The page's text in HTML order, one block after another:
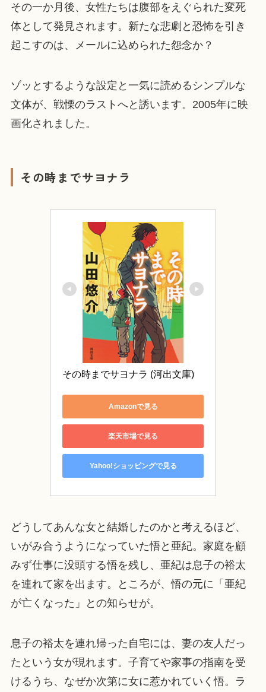
その一か月後、女性たちは腹部をえぐられた変死
体として発見されます。新たな悲劇と恐怖を引き
起こすのは、メールに込められた怨念か？
ゾッとするような設定と一気に読めるシンプルな
文体が、戦慄のラストへと誘います。2005年に映
画化されました。
その時までサヨナラ
その時までサヨナラ (河出文庫)
Amazonで見る
楽天市場で見る
Yahoo!ショッピングで見る
どうしてあんな女と結婚したのかと考えるほど、
いがみ合うようになっていた悟と亜紀。家庭を顧
みず仕事に没頭する悟を残し、亜紀は息子の裕太
を連れて家を出ます。ところが、悟の元に「亜紀
が亡くなった」との知らせが。
息子の裕太を連れ帰った自宅には、妻の友人だっ
たという女が現れます。子育てや家事の指南を受
けるうち、なぜか次第に女に惹かれていく悟。ラ